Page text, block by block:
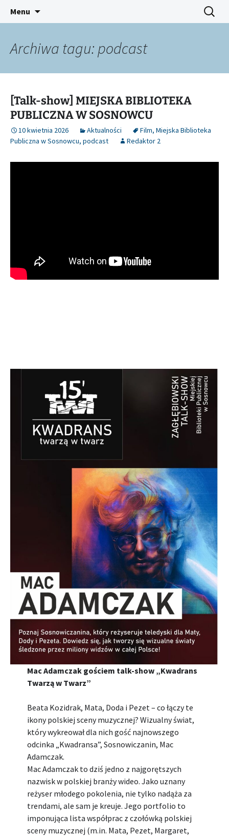
Śląski Pegaz
Platforma inicjatyw bibliotecznych
Menu Szukaj:
Archiwa tagu: podcast
[Talk-show] MIEJSKA BIBLIOTEKA
PUBLICZNA W SOSNOWCU
10 kwietnia 2026 Aktualności Film, Miejska Biblioteka
Publiczna w Sosnowcu, podcast Redaktor 2
Mac Adamczak gościem talk-show „Kwadrans
Twarzą w Twarz”
Beata Kozidrak, Mata, Doda i Pezet – co łączy te
ikony polskiej sceny muzycznej? Wizualny świat,
który wykreował dla nich gość najnowszego
odcinka „Kwadransa”, Sosnowiczanin, Mac
Adamczak.
Mac Adamczak to dziś jedno z najgorętszych
nazwisk w polskiej branży wideo. Jako uznany
reżyser młodego pokolenia, nie tylko nadąża za
trendami, ale sam je kreuje. Jego portfolio to
imponująca lista współprac z czołówką polskiej
sceny muzycznej (m.in. Mata, Pezet, Margaret,